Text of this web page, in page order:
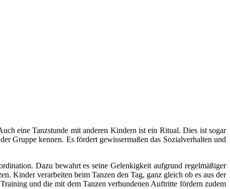
eine Tanzstunde mit anderen Kindern ist ein Ritual. Dies ist sogar
Gruppe kennen. Es fördert gewissermaßen das Sozialverhalten und
Dazu bewahrt es seine Gelenkigkeit aufgrund regelmäßiger
Kinder verarbeiten beim Tanzen den Tag, ganz gleich ob es aus der
und die mit dem Tanzen verbundenen Auftritte fördern zudem